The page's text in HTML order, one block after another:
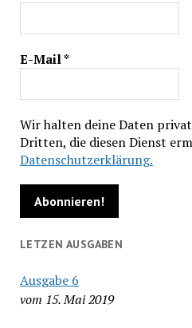
E-Mail*
Wir halten deine Daten
Dritten, die diesen Dienst
Datenschutzerklärung.
LETZEN AUSGABEN
Ausgabe 6
vom 15. Mai 2019